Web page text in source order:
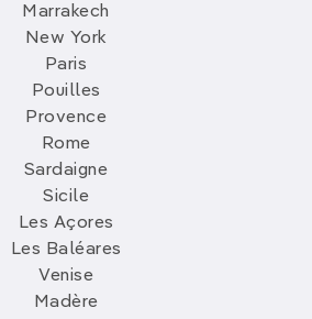
Marrakech
New York
Paris
Pouilles
Provence
Rome
Sardaigne
Sicile
Les Açores
Les Baléares
Venise
Madère